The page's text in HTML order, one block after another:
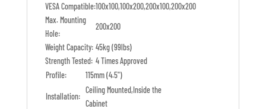
VESA Compatible:100x100,100x200,200x100,200x200
Max. Mounting
Hole:
200x200
Weight Capacity: 45kg (99lbs)
Strength Tested: 4 Times Approved
Profile:
115mm (4.5")
Installation:
Ceiling Mounted,Inside the
Cabinet